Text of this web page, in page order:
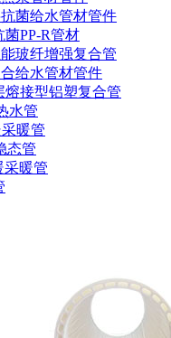
菌给水管材管件
菌PP-R管材
玻纤增强复合管
给水管材管件
熔接型铝塑复合管
水管
暖管
态管
采暖管